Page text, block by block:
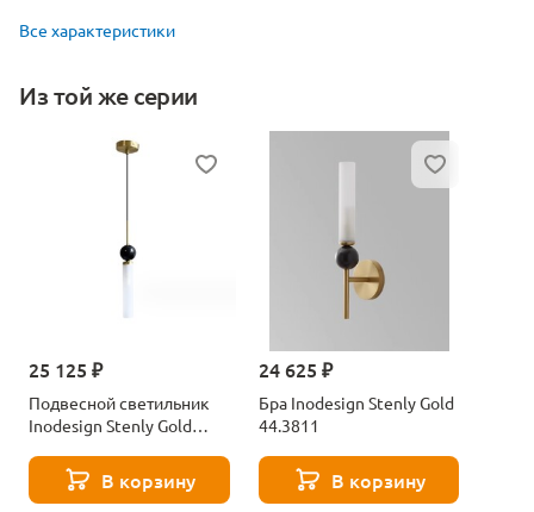
Все характеристики
Из той же серии
25 125 ₽
Подвесной светильник
Inodesign Stenly Gold
В корзину
24 625 ₽
Бра Inodesign Stenly Gold
44.3811
В корзину